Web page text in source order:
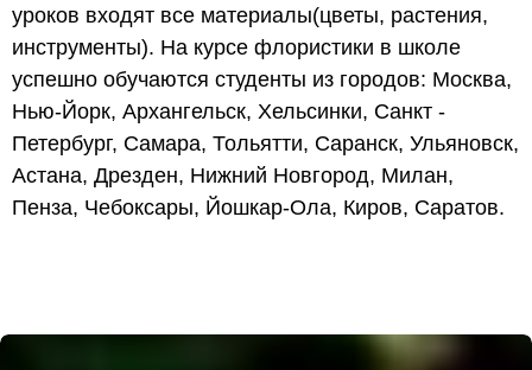
уроков входят все материалы(цветы, растения,
инструменты). На курсе флористики в школе
успешно обучаются студенты из городов: Москва,
Нью-Йорк, Архангельск, Хельсинки, Санкт -
Петербург, Самара, Тольятти, Саранск, Ульяновск,
Астана, Дрезден, Нижний Новгород, Милан,
Пенза, Чебоксары, Йошкар-Ола, Киров, Саратов.